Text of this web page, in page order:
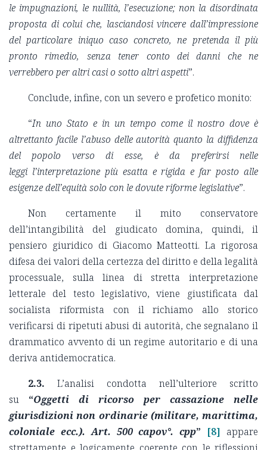
le impugnazioni, le nullità, l’esecuzione; non la disordinata
proposta di colui che, lasciandosi vincere dall’impressione
del particolare iniquo caso concreto, ne pretenda il più
pronto rimedio, senza tener conto dei danni che ne
verrebbero per altri casi o sotto altri aspetti”.
Conclude, infine, con un severo e profetico monito:
“In uno Stato e in un tempo come il nostro dove è
altrettanto facile l’abuso delle autorità quanto la diffidenza
del popolo verso di esse, è da preferirsi nelle
leggi l’interpretazione più esatta e rigida e far posto alle
esigenze dell’equità solo con le dovute riforme legislative”.
Non certamente il mito conservatore
dell’intangibilità del giudicato domina, quindi, il
pensiero giuridico di Giacomo Matteotti. La rigorosa
difesa dei valori della certezza del diritto e della legalità
processuale, sulla linea di stretta interpretazione
letterale del testo legislativo, viene giustificata dal
socialista riformista con il richiamo allo storico
verificarsi di ripetuti abusi di autorità, che segnalano il
drammatico avvento di un regime autoritario e di una
deriva antidemocratica.
2.3. L’analisi condotta nell’ulteriore scritto
su “Oggetti di ricorso per cassazione nelle
giurisdizioni non ordinarie (militare, marittima,
coloniale ecc.). Art. 500 capov°. cpp” [8] appare